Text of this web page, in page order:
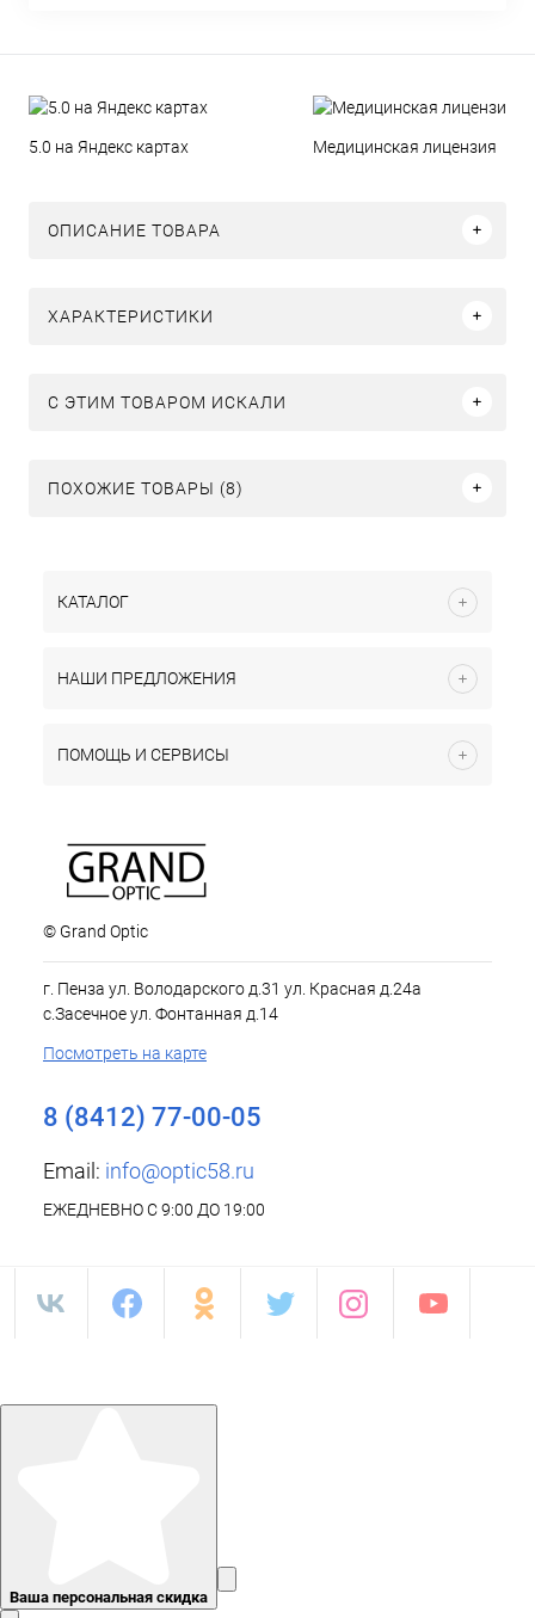
5.0 на Яндекс картах Медицинская лицензия
ОПИСАНИЕ ТОВАРА
ХАРАКТЕРИСТИКИ
C ЭТИМ ТОВАРОМ ИСКАЛИ
ПОХОЖИЕ ТОВАРЫ (8)
КАТАЛОГ
НАШИ ПРЕДЛОЖЕНИЯ
ПОМОЩЬ И СЕРВИСЫ
© Grand Optic
г. Пенза ул. Володарского д.31 ул. Красная д.24а
с.Засечное ул. Фонтанная д.14
Посмотреть на карте
8 (8412) 77-00-05
Email: info@optic58.ru
ЕЖЕДНЕВНО С 9:00 ДО 19:00
Ваша персональная скидка